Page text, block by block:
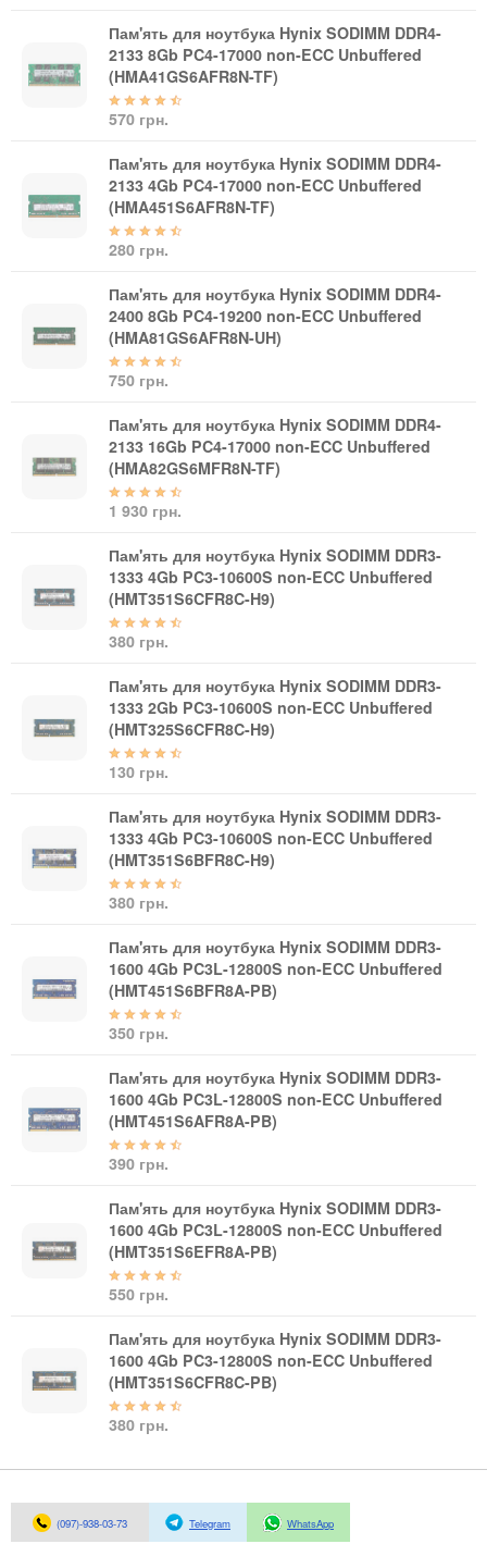
Автономне живлення
Автоматичні вимикачі
Інвертори напруги
Пам'ять для ноутбука Hynix SODIMM DDR4-
2133 8Gb PC4-17000 non-ECC Unbuffered
(HMA41GS6AFR8N-TF)
570 грн.
Пам'ять для ноутбука Hynix SODIMM DDR4-
2133 4Gb PC4-17000 non-ECC Unbuffered
(HMA451S6AFR8N-TF)
280 грн.
Пам'ять для ноутбука Hynix SODIMM DDR4-
2400 8Gb PC4-19200 non-ECC Unbuffered
(HMA81GS6AFR8N-UH)
750 грн.
Пам'ять для ноутбука Hynix SODIMM DDR4-
2133 16Gb PC4-17000 non-ECC Unbuffered
(HMA82GS6MFR8N-TF)
1 930 грн.
Пам'ять для ноутбука Hynix SODIMM DDR3-
1333 4Gb PC3-10600S non-ECC Unbuffered
(HMT351S6CFR8C-H9)
380 грн.
Пам'ять для ноутбука Hynix SODIMM DDR3-
1333 2Gb PC3-10600S non-ECC Unbuffered
(HMT325S6CFR8C-H9)
130 грн.
Пам'ять для ноутбука Hynix SODIMM DDR3-
1333 4Gb PC3-10600S non-ECC Unbuffered
(HMT351S6BFR8C-H9)
380 грн.
Пам'ять для ноутбука Hynix SODIMM DDR3-
1600 4Gb PC3L-12800S non-ECC Unbuffered
(HMT451S6BFR8A-PB)
350 грн.
Пам'ять для ноутбука Hynix SODIMM DDR3-
1600 4Gb PC3L-12800S non-ECC Unbuffered
(HMT451S6AFR8A-PB)
390 грн.
Пам'ять для ноутбука Hynix SODIMM DDR3-
1600 4Gb PC3L-12800S non-ECC Unbuffered
(HMT351S6EFR8A-PB)
550 грн.
Пам'ять для ноутбука Hynix SODIMM DDR3-
1600 4Gb PC3-12800S non-ECC Unbuffered
(HMT351S6CFR8C-PB)
380 грн.
(097)-938-03-73 Telegram WhatsApp